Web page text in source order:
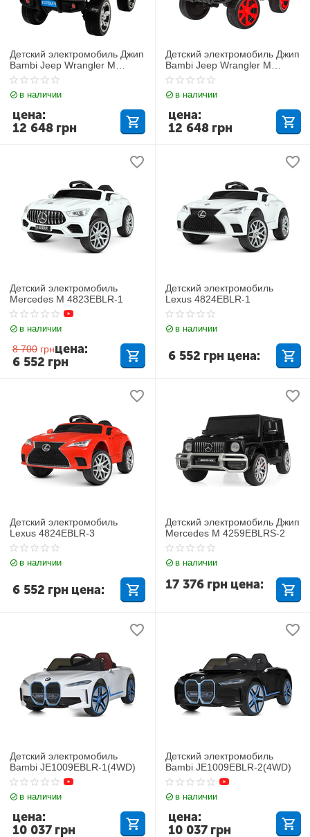
Детский электромобиль Джип
Bambi Jeep Wrangler M
3237EBLR-10
в наличии
12 648 грн
цена:
Детский электромобиль Джип
Bambi Jeep Wrangler M
3237EBLR-2-3
в наличии
12 648 грн
цена:
Детский электромобиль
Mercedes M 4823EBLR-1
в наличии
8 700 грн
6 552 грн
цена:
Детский электромобиль
Lexus 4824EBLR-1
в наличии
6 552 грн цена:
Детский электромобиль
Lexus 4824EBLR-3
в наличии
6 552 грн цена:
Детский электромобиль Джип
Mercedes M 4259EBLRS-2
в наличии
17 376 грн цена:
Детский электромобиль
Bambi JE1009EBLR-1(4WD)
в наличии
10 037 грн
цена:
Детский электромобиль
Bambi JE1009EBLR-2(4WD)
в наличии
10 037 грн
цена: